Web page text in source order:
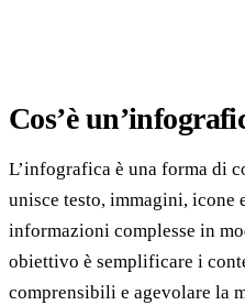
Cos’è
L’infografica è una forma di
unisce testo, immagini, icone
informazioni complesse in
obiettivo è semplificare i
comprensibili e agevolare la